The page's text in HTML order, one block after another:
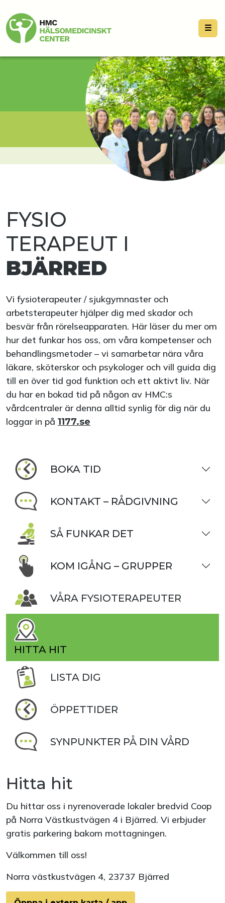
☰
FYSIO
TERAPEUT I
BJÄRRED
Vi fysioterapeuter / sjukgymnaster och
arbetsterapeuter hjälper dig med skador och
besvär från rörelseapparaten. Här läser du mer om
hur det funkar hos oss, om våra kompetenser och
behandlingsmetoder – vi samarbetar nära våra
läkare, sköterskor och psykologer och vill guida dig
till en över tid god funktion och ett aktivt liv. När
du har en bokad tid på någon av HMC:s
vårdcentraler är denna alltid synlig för dig när du
loggar in på 1177.se
BOKA TID
KONTAKT – RÅDGIVNING
SÅ FUNKAR DET
KOM IGÅNG – GRUPPER
VÅRA FYSIOTERAPEUTER
HITTA HIT
LISTA DIG
ÖPPETTIDER
SYNPUNKTER PÅ DIN VÅRD
Hitta hit
Du hittar oss i nyrenoverade lokaler bredvid Coop
på Norra Västkustvägen 4 i Bjärred. Vi erbjuder
gratis parkering bakom mottagningen.
Välkommen till oss!
Norra västkustvägen 4, 23737 Bjärred